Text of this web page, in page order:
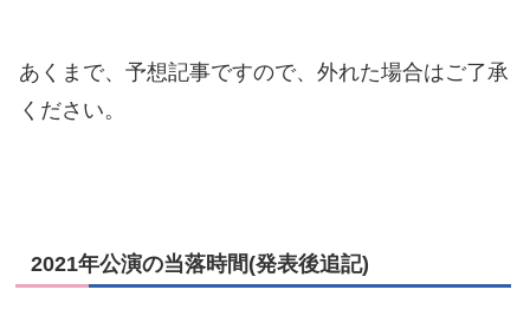
あくまで、予想記事ですので、外れた場合はご了承
ください。
2021年公演の当落時間(発表後追記)